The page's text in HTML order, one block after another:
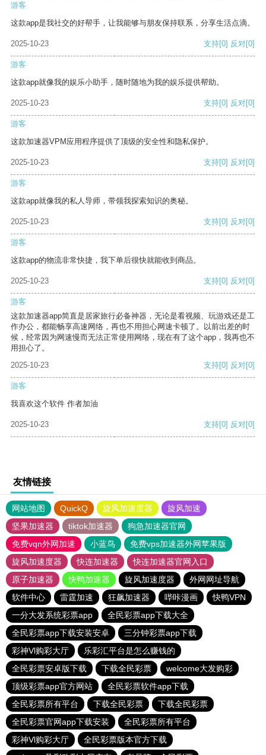
游客
这款app是我社交的好帮手，让我能够与朋友保持联系，分享生活点滴。
2025-10-23 支持[0] 反对[0]
游客
这款app就像我的娱乐小助手，随时随地为我的娱乐提供帮助。
2025-10-23 支持[0] 反对[0]
游客
这款加速器VPM应用程序提供了顶级的安全性和隐私保护。
2025-10-23 支持[0] 反对[0]
游客
这款app就像我的私人导师，带领我探索知识的奥秘。
2025-10-23 支持[0] 反对[0]
游客
这款app的物流非常快捷，我下单后很快就能收到商品。
2025-10-23 支持[0] 反对[0]
游客
这款加速器app简直是居家旅行必备神器，无论是看视频、玩游戏还是工
作办公，都能畅享高速网络，再也不用担心网速卡顿了。以前出差的时
候，经常因为网速慢而无法正常使用网络，现在有了这个app，我再也不
用担心了。
2025-10-23
支持[0] 反对[0]
游客
我喜欢这个软件 作者加油
2025-10-23 支持[0] 反对[0]
友情链接
网站地图 QuickQ 旋风加速度器
旋风加速
坚果加速器
tiktok加速器
狗急加速器官网
免费vqn外网加速
小蓝鸟
免费vps加速器外网苹果版
旋风加速度器
快连加速器
快连加速器官网入口
原子加速器
快鸭加速器 旋风加速度器
外网网址导航
软件中心
雷霆加速 狂飙加速器 哔咔漫画
快鸭VPN
一分大发系统彩票app
全民彩票app下载大全
全民彩票app下载安装安卓
三分钟彩票app下载
彩神Vl购彩大厅
乐彩汇平台是怎么赚钱的
全民彩票安卓版下载
下载全民彩票
welcome大发购彩
顶级彩票app官方网站
全民彩票软件app下载
全民彩票所有平台
下载全民彩票
下载全民彩票
全民彩票官网app下载安装
全民彩票所有平台
彩神Vl购彩大厅
全民彩票版本官方下载